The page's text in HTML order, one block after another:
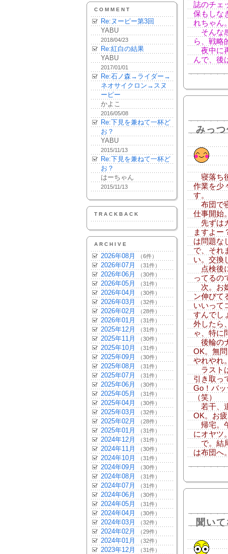
COMMENT
Re:ヌーピー第3回
YABU
2018/04/23
Re:紅白の結果
YABU
2017/01/01
Re:石ノ森→ライダー→
ネオサイクロン→スヌ
ーピー
かよこ
2016/05/08
Re:下見を兼ねて一杯ど
お？
YABU
2015/11/13
Re:下見を兼ねて一杯ど
お？
はーちゃん
2015/11/13
TRACKBACK
ARCHIVE
2026年08月 （6件）
2026年07月 （31件）
2026年06月 （30件）
2026年05月 （31件）
2026年04月 （30件）
2026年03月 （32件）
2026年02月 （28件）
2026年01月 （31件）
2025年12月 （31件）
2025年11月 （30件）
2025年10月 （31件）
2025年09月 （30件）
2025年08月 （31件）
2025年07月 （31件）
2025年06月 （30件）
2025年05月 （31件）
2025年04月 （30件）
2025年03月 （32件）
2025年02月 （28件）
2025年01月 （31件）
2024年12月 （31件）
2024年11月 （30件）
2024年10月 （31件）
2024年09月 （30件）
2024年08月 （31件）
2024年07月 （31件）
2024年06月 （30件）
2024年05月 （31件）
2024年04月 （30件）
2024年03月 （32件）
2024年02月 （29件）
2024年01月 （32件）
2023年12月 （31件）
誌のチェ
保もしな
れちゃん
そんな
ら、戦略
夜中に
んで、後
みっ
寝落ち
作業を少
す。
布団で
仕事開始
先ずは
ますよー
は問題な
で、それ
い。交換
点検後
ってるの
次。お
ン伸びて
いいって
すんでし
外したら
ゃ、特に
後輪の
OK。無
やれやれ
ラスト
引き取っ
Go！バ
（笑）
若干、
OK。お
帰宅。
にオヤツ
で。結
は布団へ
聞い